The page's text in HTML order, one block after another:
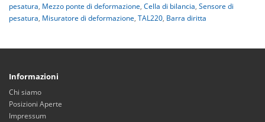
pesatura, Mezzo ponte di deformazione, Cella di bilancia, Sensore di
pesatura, Misuratore di deformazione, TAL220, Barra diritta
Informazioni
Chi siamo
Posizioni Aperte
Impressum